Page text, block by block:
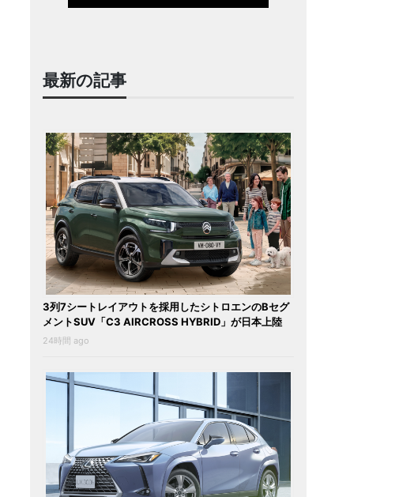
最新の記事
3列7シートレイアウトを採用したシトロエンのBセグ
メントSUV「C3 AIRCROSS HYBRID」が日本上陸
24時間 ago